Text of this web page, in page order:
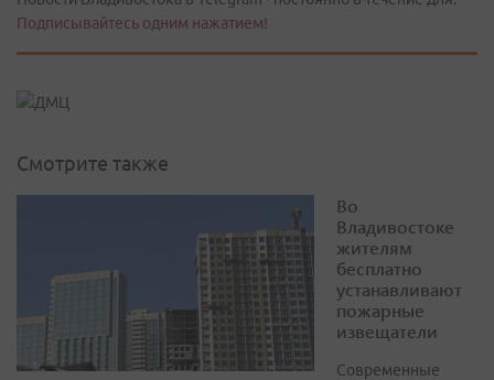
Подписывайтесь одним нажатием!
Смотрите также
Во
Владивостоке
жителям
бесплатно
устанавливают
пожарные
извещатели
Современные